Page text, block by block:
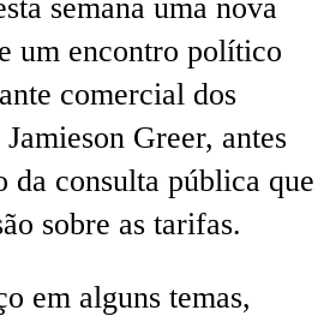
semana uma nova
um encontro político
comercial dos
Greer, antes
da consulta pública que
sobre as tarifas.
em alguns temas,